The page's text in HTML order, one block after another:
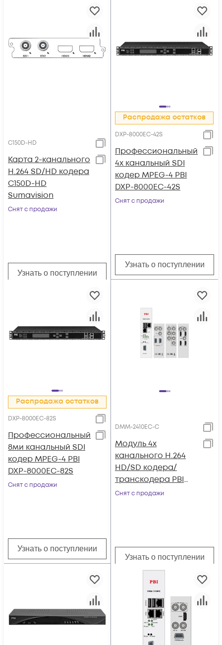
C150D-HD
Карта 2-канального
H.264 SD/HD кодера
C150D-HD
Sumavision
Снят с продажи
Узнать о поступлении
Распродажа остатков
DXP-8000EC-42S
Профессиональный
4х канальный SDI
кодер MPEG-4 PBI
DXP-8000EC-42S
Снят с продажи
Узнать о поступлении
Распродажа остатков
DXP-8000EC-82S
Профессиональный
8ми канальный SDI
кодер MPEG-4 PBI
DXP-8000EC-82S
Снят с продажи
Узнать о поступлении
DMM-2410EC-С
Модуль 4х
канального H.264
HD/SD кодера/
транскодера PBI
DMM-2410EC-С
Снят с продажи
Узнать о поступлении